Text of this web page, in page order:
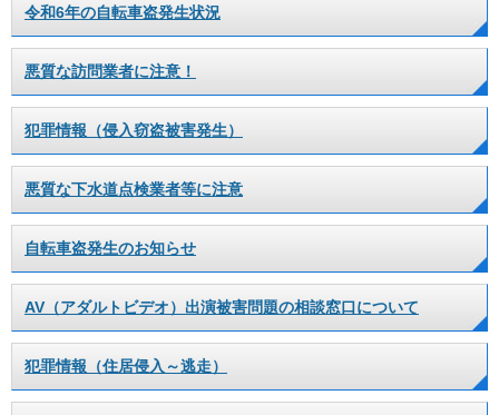
令和6年の自転車盗発生状況
悪質な訪問業者に注意！
犯罪情報（侵入窃盗被害発生）
悪質な下水道点検業者等に注意
自転車盗発生のお知らせ
AV（アダルトビデオ）出演被害問題の相談窓口について
犯罪情報（住居侵入～逃走）